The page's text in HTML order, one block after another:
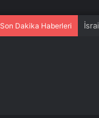
Son Dakika Haberleri